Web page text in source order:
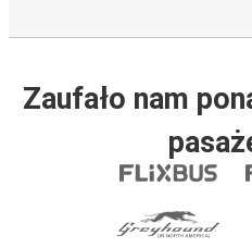
Zaufało nam